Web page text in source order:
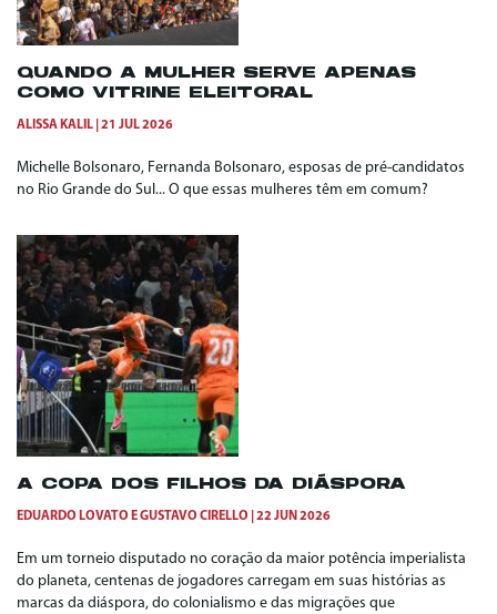
QUANDO A MULHER SERVE APENAS
COMO VITRINE ELEITORAL
ALISSA KALIL 21 JUL 2026
Michelle Bolsonaro, Fernanda Bolsonaro, esposas de pré-candidatos
no Rio Grande do Sul... O que essas mulheres têm em comum?
A COPA DOS FILHOS DA DIÁSPORA
EDUARDO LOVATO EGUSTAVO CIRELLO 22 JUN 2026
Em um torneio disputado no coração da maior potência imperialista
do planeta, centenas de jogadores carregam em suas histórias as
marcas da diáspora, do colonialismo e das migrações que